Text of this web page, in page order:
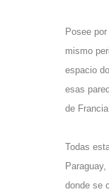
Posee
mismo
espacio
esas
de
Todas
donde se